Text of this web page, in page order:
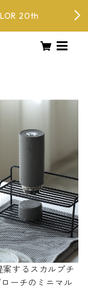
20th
するスカルプチ
ーチのミニマル